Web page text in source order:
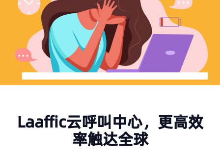
Laaffic云呼叫中心，更高效
率触达全球